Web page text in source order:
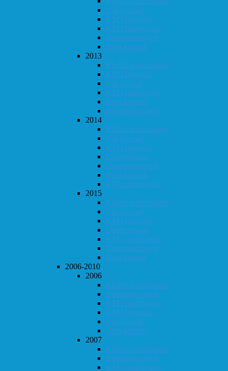
Vår-konrad
KM i lynsjakk
KM i hurtigsjakk
Høstturneringen
Høst-konrad
2013
Klubbmesterskapet
KM i lynsjakk
Vår-konrad
KM i hurtigsjakk
Høst-konrad
Høstturneringen
2014
Klubbmesterskapet
Vår-konrad
KM i lynsjakk
Dobbeltsjakk
Høstturneringen
Høst-konrad
KM i hurtigsjakk
2015
Klubbmesterskapet
Vår-konrad
KM i lynsjakk
Dobbeltsjakk
KM i hurtigsjakk
Høstturneringen
Høst-konrad
2006-2010
2006
Klubbmesterskapet
Høstturneringen
KM i hurtigsjakk
KM i lynsjakk
Vår-konrad
Høst-konrad
2007
Klubbmesterskapet
Høstturneringen
KM i hurtigsjakk